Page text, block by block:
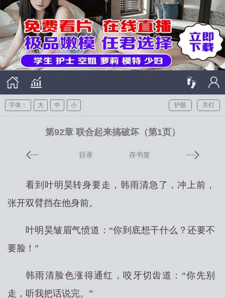
关灯
护眼
字体： 大 中 小
第92章 联合起来搞破坏（第1页）
目录 存书签
看到叶明昊转身要走，韩雨清急了，冲上前，
张开双臂挡在他身前。
叶明昊皱眉气愤道：“你到底想干什么？还要不
要脸！”
韩雨清脸色涨得通红，咬牙切齿道：“你先别
走，听我把话说完。”